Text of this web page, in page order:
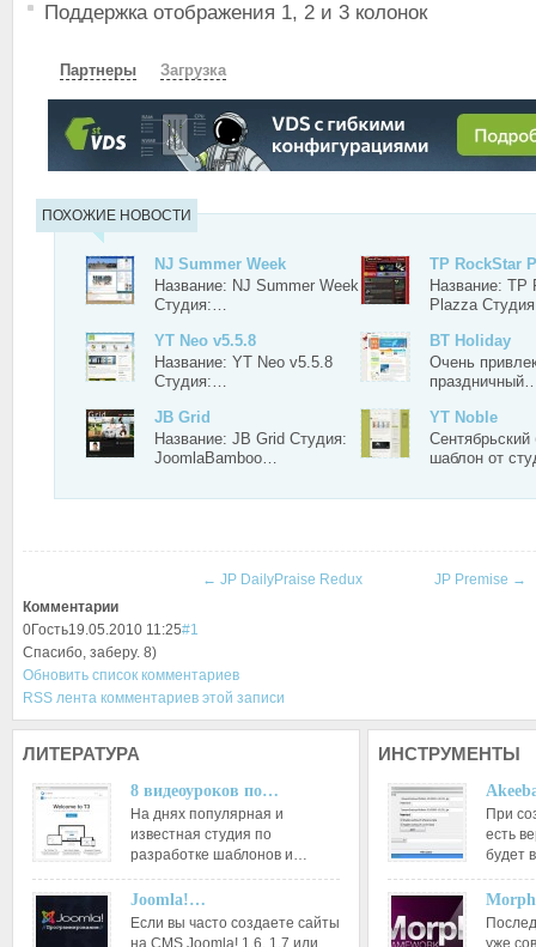
Поддержка отображения 1, 2 и 3 колонок
Партнеры Загрузка
СКАЧАТЬ ЗЕРКАЛО ЗЕРКАЛО №2
ПОХОЖИЕ НОВОСТИ
NJ Summer Week
Название: NJ Summer Week
Студия:…
TP RockStar
Название: TP
Plazza
YT Neo v5.5.8
Название: YT Neo v5.5.8
Студия:…
BT Holiday
Очень
JB Grid
Название: JB Grid Студия:
JoomlaBamboo…
YT Noble
Сентябрьский
шаблон от
← JP DailyPraise Redux JP Premise →
Комментарии
0Гость19.05.2010 11:25#1
Спасибо, заберу. 8)
Обновить список комментариев
RSS лента комментариев этой записи
ЛИТЕРАТУРА
8 видеоуроков по…
На днях популярная и
известная студия по
разработке шаблонов и…
Joomla!…
Если вы часто создаете сайты
на CMS Joomla! 1.6, 1.7 или
ИНСТРУМЕНТЫ
При
есть
будет
уже